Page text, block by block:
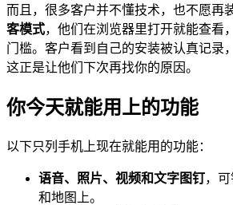
而且，很多客户并不懂技术，也不愿
客模式，他们在浏览器里打开就能查看
门槛。客户看到自己的安装被认真记
这正是让他们下次再找你的原因。
你今天就能用上的功能
以下只列手机上现在就能用的功能：
语音、照片、视频和文字图钉，
和地图上。